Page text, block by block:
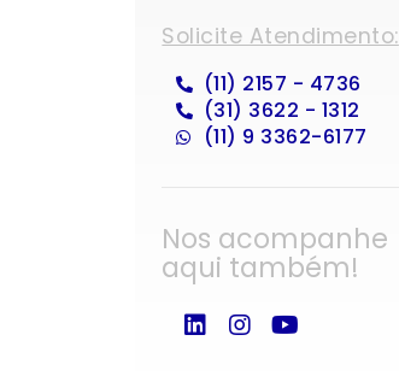
Solicite Atendimento:
(11) 2157 - 4736
(31) 3622 - 1312
(11) 9 3362-6177
Nos acompanhe
aqui também!